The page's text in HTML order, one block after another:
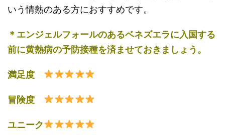
いう情熱のある方におすすめです。
＊エンジェルフォールのあるベネズエラに入国する
前に黄熱病の予防接種を済ませておきましょう。
満足度
冒険度
ユニーク